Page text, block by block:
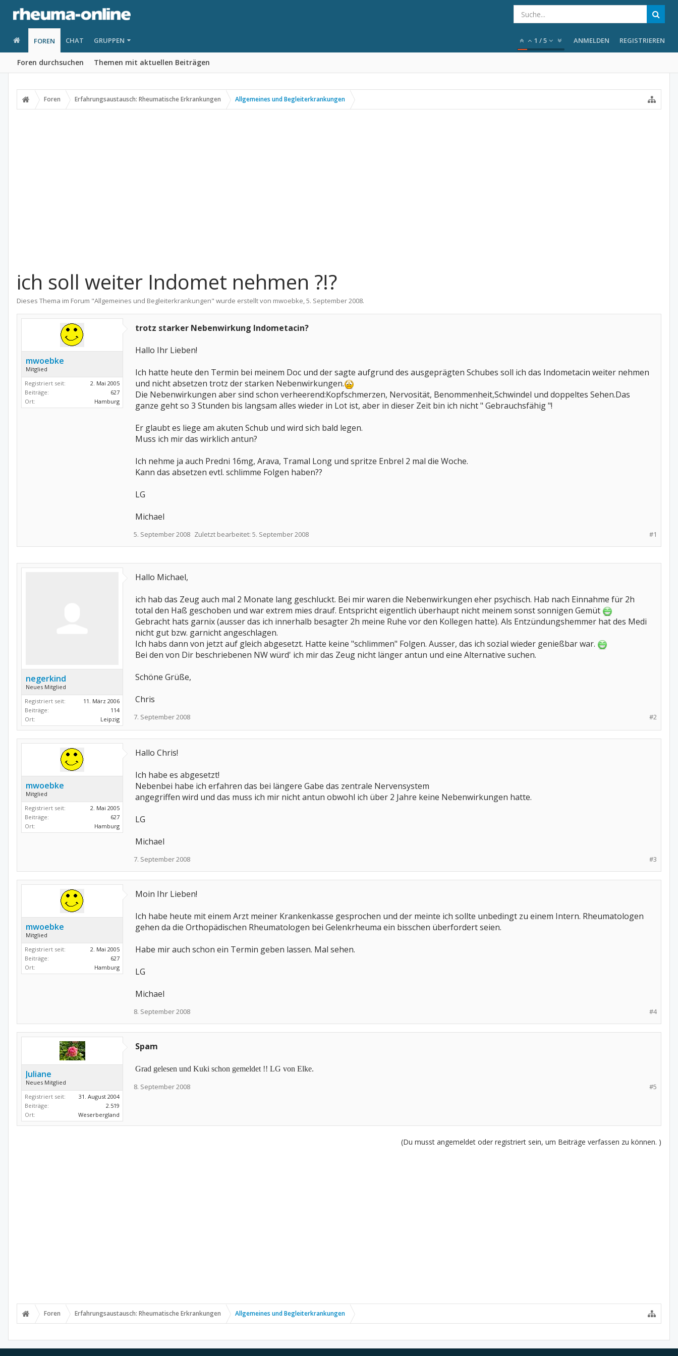
FOREN
Foren durchsuchen Themen mit aktuellen Beiträgen
CHAT GRUPPEN 1 /5 ANMELDEN REGISTRIEREN
Foren Erfahrungsaustausch: Rheumatische Erkrankungen Allgemeines und Begleiterkrankungen
ich soll weiter Indomet nehmen ?!?
Dieses Thema im Forum "Allgemeines und Begleiterkrankungen" wurde erstellt von mwoebke,5. September 2008.
mwoebke
Mitglied
Registriert seit:
2. Mai 2005
Beiträge:
627
Ort:
Hamburg
trotz starker Nebenwirkung Indometacin?
Hallo Ihr Lieben!
Ich hatte heute den Termin bei meinem Doc und der sagte aufgrund des ausgeprägten Schubes soll ich das Indometacin weiter nehmen
und nicht absetzen trotz der starken Nebenwirkungen.
Die Nebenwirkungen aber sind schon verheerend:Kopfschmerzen, Nervosität, Benommenheit,Schwindel und doppeltes Sehen.Das
ganze geht so 3 Stunden bis langsam alles wieder in Lot ist, aber in dieser Zeit bin ich nicht " Gebrauchsfähig "!
Er glaubt es liege am akuten Schub und wird sich bald legen.
Muss ich mir das wirklich antun?
Ich nehme ja auch Predni 16mg, Arava, Tramal Long und spritze Enbrel 2 mal die Woche.
Kann das absetzen evtl. schlimme Folgen haben??
LG
Michael
#1
5. September 2008 Zuletzt bearbeitet: 5. September 2008
negerkind
Neues Mitglied
Registriert seit:
11. März 2006
Beiträge:
114
Ort:
Leipzig
Hallo Michael,
ich hab das Zeug auch mal 2 Monate lang geschluckt. Bei mir waren die Nebenwirkungen eher psychisch. Hab nach Einnahme für 2h
total den Haß geschoben und war extrem mies drauf. Entspricht eigentlich überhaupt nicht meinem sonst sonnigen Gemüt
Gebracht hats garnix (ausser das ich innerhalb besagter 2h meine Ruhe vor den Kollegen hatte). Als Entzündungshemmer hat des Medi
nicht gut bzw. garnicht angeschlagen.
Ich habs dann von jetzt auf gleich abgesetzt. Hatte keine "schlimmen" Folgen. Ausser, das ich sozial wieder genießbar war.
Bei den von Dir beschriebenen NW würd' ich mir das Zeug nicht länger antun und eine Alternative suchen.
Schöne Grüße,
Chris
#2
7. September 2008
mwoebke
Mitglied
Registriert seit:
2. Mai 2005
Beiträge:
627
Ort:
Hamburg
Hallo Chris!
Ich habe es abgesetzt!
Nebenbei habe ich erfahren das bei längere Gabe das zentrale Nervensystem
angegriffen wird und das muss ich mir nicht antun obwohl ich über 2 Jahre keine Nebenwirkungen hatte.
LG
Michael
#3
7. September 2008
mwoebke
Mitglied
Registriert seit:
2. Mai 2005
Beiträge:
627
Ort:
Hamburg
Moin Ihr Lieben!
Ich habe heute mit einem Arzt meiner Krankenkasse gesprochen und der meinte ich sollte unbedingt zu einem Intern. Rheumatologen
gehen da die Orthopädischen Rheumatologen bei Gelenkrheuma ein bisschen überfordert seien.
Habe mir auch schon ein Termin geben lassen. Mal sehen.
LG
Michael
#4
8. September 2008
Juliane
Neues Mitglied
Registriert seit:
31. August 2004
Beiträge:
2.519
Ort:
Weserbergland
Spam
Grad gelesen und Kuki schon gemeldet !! LG von Elke.
#5
8. September 2008
(Du musst angemeldet oder registriert sein, um Beiträge verfassen zu können. )
Foren Erfahrungsaustausch: Rheumatische Erkrankungen Allgemeines und Begleiterkrankungen